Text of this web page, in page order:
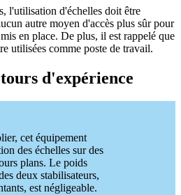
l'utilisation d'échelles doit être
autre moyen d'accès plus sûr pour
en place. De plus, il est rappelé que
utilisées comme poste de travail.
d'expérience
cet équipement
des échelles sur des
plans. Le poids
deux stabilisateurs,
est négligeable.